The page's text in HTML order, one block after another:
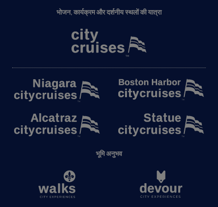
भोजन, कार्यक्रम और दर्शनीय स्थलों की यात्रा
भूमि अनुभव